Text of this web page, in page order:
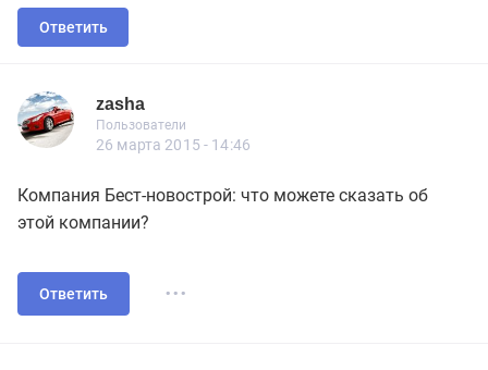
Ответить
zasha
zasha
Пользователи
Новичок
Пользователи
7 сообщений
26 марта 2015 - 14:46
Компания Бест-новострой: что можете сказать об
этой компании?
Ответить ...